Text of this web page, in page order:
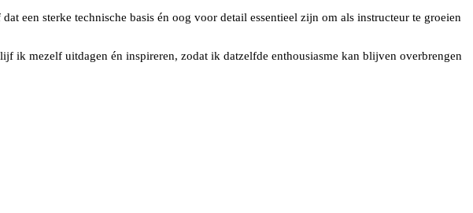
een sterke technische basis én oog voor detail essentieel zijn om als instructeur te groeien
mezelf uitdagen én inspireren, zodat ik datzelfde enthousiasme kan blijven overbrengen